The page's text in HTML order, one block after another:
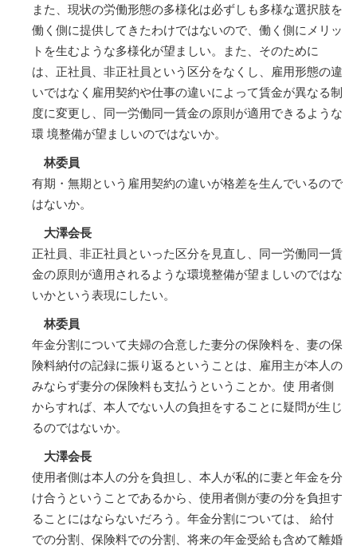
また、現状の労働形態の多様化は必ずしも多様な選択肢を
働く側に提供してきたわけではないので、働く側にメリッ
トを生むような多様化が望ましい。また、そのために
は、正社員、非正社員という区分をなくし、雇用形態の違
いではなく雇用契約や仕事の違いによって賃金が異なる制
度に変更し、同一労働同一賃金の原則が適用できるような
環 境整備が望ましいのではないか。
林委員
有期・無期という雇用契約の違いが格差を生んでいるので
はないか。
大澤会長
正社員、非正社員といった区分を見直し、同一労働同一賃
金の原則が適用されるような環境整備が望ましいのではな
いかという表現にしたい。
林委員
年金分割について夫婦の合意した妻分の保険料を、妻の保
険料納付の記録に振り返るということは、雇用主が本人の
みならず妻分の保険料も支払うということか。使 用者側
からすれば、本人でない人の負担をすることに疑問が生じ
るのではないか。
大澤会長
使用者側は本人の分を負担し、本人が私的に妻と年金を分
け合うということであるから、使用者側が妻の分を負担す
ることにはならないだろう。年金分割については、 給付
での分割、保険料での分割、将来の年金受給も含めて離婚